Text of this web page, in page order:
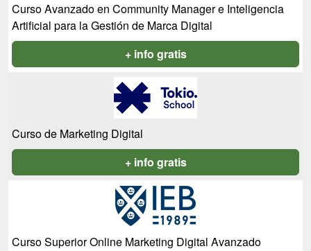
Curso Avanzado en Community Manager e Inteligencia
Artificial para la Gestión de Marca Digital
+ info gratis
Curso de Marketing Digital
+ info gratis
Curso Superior Online Marketing Digital Avanzado